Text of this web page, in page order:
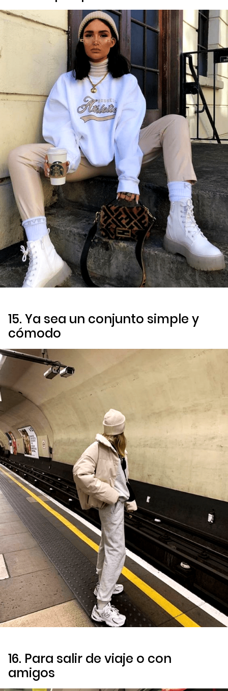
15. Ya sea un conjunto simple y
cómodo
16. Para salir de viaje o con
amigos